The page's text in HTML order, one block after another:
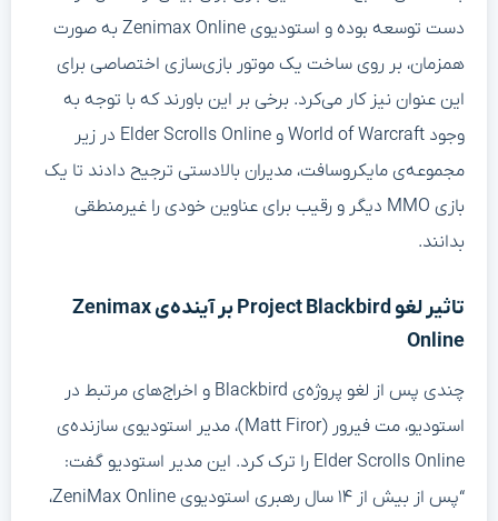
دست توسعه بوده و استودیوی Zenimax Online به صورت
همزمان، بر روی ساخت یک موتور بازی‌سازی اختصاصی برای
این عنوان نیز کار می‌کرد. برخی بر این باورند که با توجه به
وجود World of Warcraft و Elder Scrolls Online در زیر
مجموعه‌ی مایکروسافت، مدیران بالادستی ترجیح دادند تا یک
بازی MMO دیگر و رقیب برای عناوین خودی را غیرمنطقی
بدانند.
تاثیر لغو Project Blackbird بر آینده‌ی Zenimax
Online
چندی پس از لغو پروژه‌ی Blackbird و اخراج‌های مرتبط در
استودیو، مت فیرور (Matt Firor)، مدیر استودیوی سازنده‌ی
Elder Scrolls Online را ترک کرد. این مدیر استودیو گفت:
“پس از بیش از ۱۴ سال رهبری استودیوی ZeniMax Online،